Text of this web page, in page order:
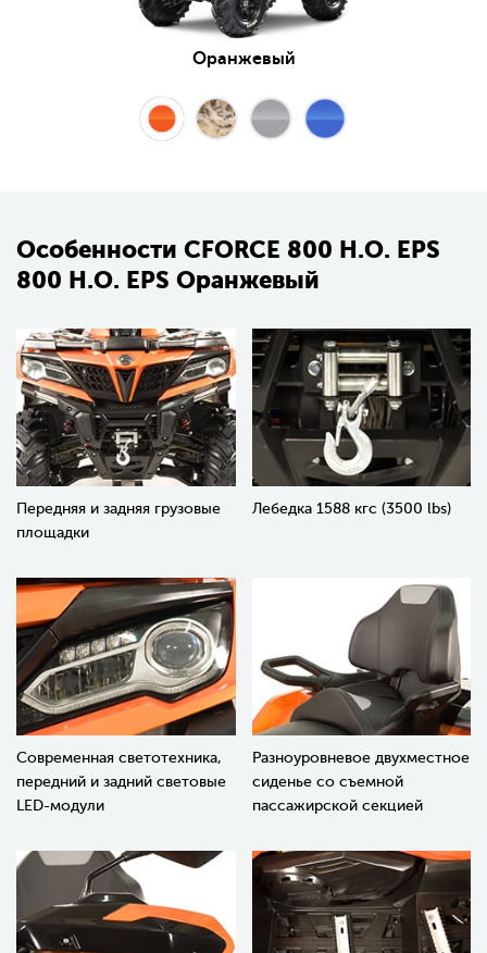
Оранжевый
Особенности CFORCE 800 H.O. EPS
800 H.O. EPS Оранжевый
Передняя и задняя грузовые
площадки
Лебедка 1588 кгс (3500 lbs)
Современная светотехника,
передний и задний световые
LED-модули
Разноуровневое двухместное
сиденье со съемной
пассажирской секцией